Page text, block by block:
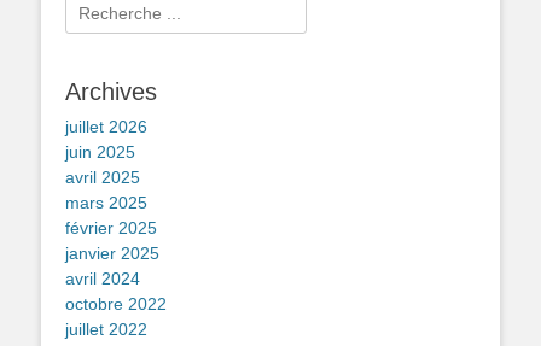
Rechercher :
Archives
juillet 2026
juin 2025
avril 2025
mars 2025
février 2025
janvier 2025
avril 2024
octobre 2022
juillet 2022